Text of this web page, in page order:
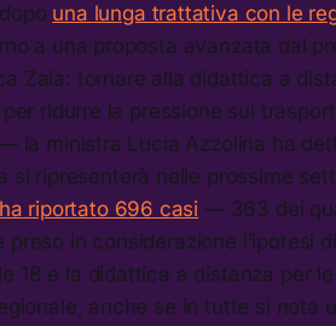
una lunga trattativa con le
a una proposta avanzata dal
Zaia: tornare alla didattica a
ridurre la pressione sul
la ministra Lucia Azzolina ha
si ripresenterà nelle prossime
riportato 696 casi — 363 dei
in considerazione l’ipotesi di
18 e la didattica a distanza per
anche se in tutte si nota